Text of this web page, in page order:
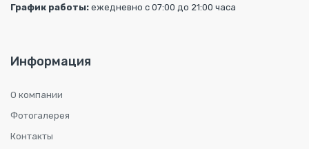
График работы: ежедневно с 07:00 до 21:00 часа
Информация
О компании
Фотогалерея
Контакты